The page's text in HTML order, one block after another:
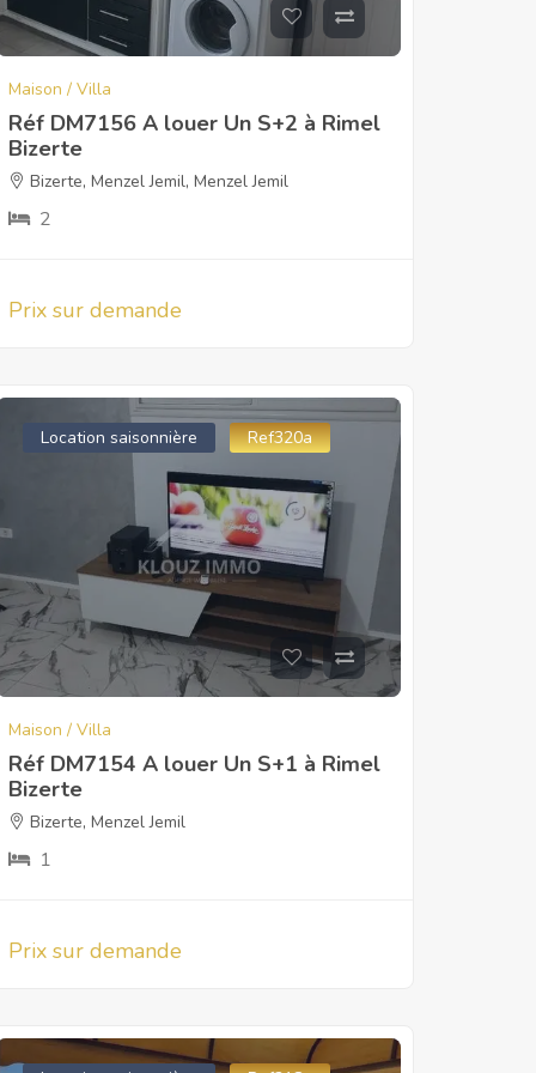
Maison / Villa
Réf DM7156 A louer Un S+2 à Rimel
Bizerte
Bizerte, Menzel Jemil, Menzel Jemil
2
Prix sur demande
Location saisonnière Ref320a
Maison / Villa
Réf DM7154 A louer Un S+1 à Rimel
Bizerte
Bizerte, Menzel Jemil
1
Prix sur demande